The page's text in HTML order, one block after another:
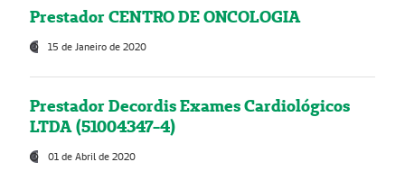
Prestador CENTRO DE ONCOLOGIA
15 de Janeiro de 2020
Prestador Decordis Exames Cardiológicos
LTDA (51004347-4)
01 de Abril de 2020